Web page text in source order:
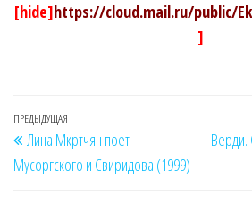
[hide]https://cloud.mail.ru/public/
]
Навигация
по
записям
Предыдущая
запись
ПРЕДЫДУЩАЯ
Лина Мкртчян поет
Мусоргского и Свиридова (1999)
Верди.